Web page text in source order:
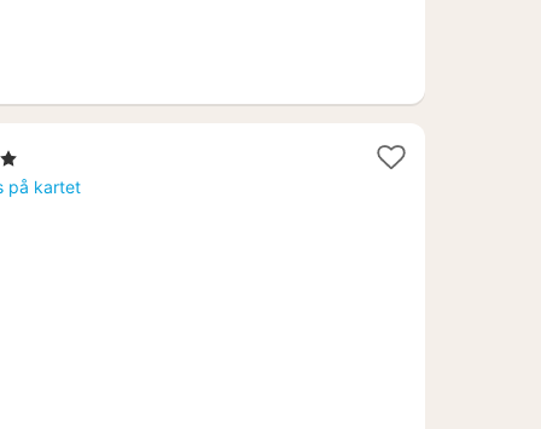
på kartet